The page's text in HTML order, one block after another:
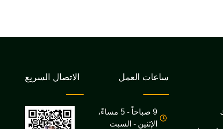
ساعات العمل
9 صباحاً - 5 مساءً،
الإثنين - السبت
الاتصال السريع